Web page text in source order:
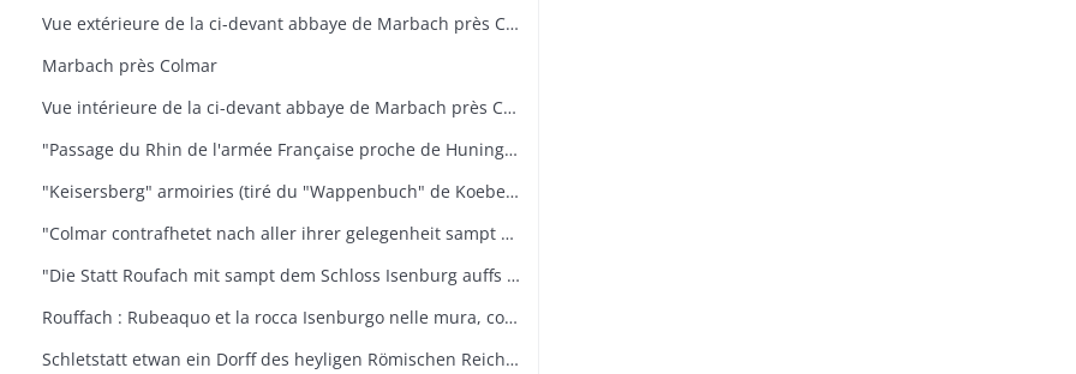
Vue extérieure de la ci-devant abbaye de Marbach près Colmar
Marbach près Colmar
Vue intérieure de la ci-devant abbaye de Marbach près Colmar
"Passage du Rhin de l'armée Française proche de Huninguen et la rencontre qu'elle eut ensuite avec celle de l'Empereur, arrivé le 14 octobre 1702 après midi"
"Keisersberg" armoiries (tiré du "Wappenbuch" de Koebel, Jiii, 1545). Au v° Ratisbonne
"Colmar contrafhetet nach aller ihrer gelegenheit sampt umbligenden landschafft" Vue cavalière. (Extr. de la "Cosmographie universelle" de S. Munster, III. Buch", von dem Teüschen land" DCLII-DCLIII, 1548). Texte all. an v°
"Die Statt Roufach mit sampt dem Schloss Isenburg auffs fleissigest nach jetsiger Gelegenheit contrafehtet" Vue cavalière (Extr. de la "Cosmographie universelle" de S. Munster, III. Buch", von dem Teüschen land" DCLIIII- delv, 1548). Texte all. an v°
Rouffach : Rubeaquo et la rocca Isenburgo nelle mura, come si trova à nostra età veramente espressa. Vue cavalière. (Ext. De la Cosmographie universelle de S. Munster, Lib. III Della Germania, p. 504-505. Texte italien an v°
Schletstatt etwan ein Dorff des heyligen Römischen Reichs : aber jetzt ein zieliehe Statt. (Extr. de la "Cosmographie universelle" de S. Munster, III. Buch", von dem Teüschen land" DCLII-DCLIII, 1548) Texte all. An v°